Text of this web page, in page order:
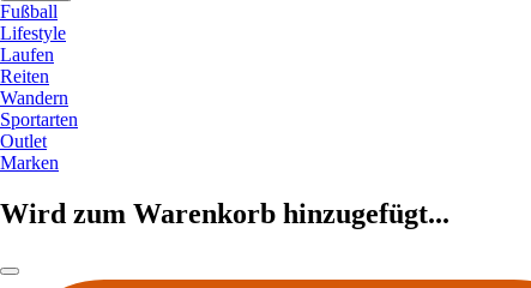
Fußball
Lifestyle
Laufen
Reiten
Wandern
Sportarten
Outlet
Marken
Wird zum Warenkorb hinzugefügt...